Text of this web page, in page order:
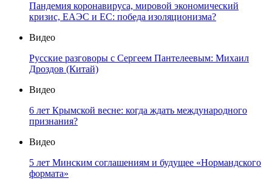
Пандемия коронавируса, мировой экономический
кризис, ЕАЭС и ЕС: победа изоляционизма?
Видео
Русские разговоры с Сергеем Пантелеевым: Михаил
Дроздов (Китай)
Видео
6 лет Крымской весне: когда ждать международного
признания?
Видео
5 лет Минским соглашениям и будущее «Нормандского
формата»